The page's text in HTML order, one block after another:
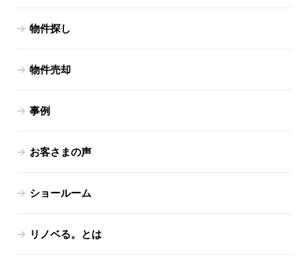
物件探し
物件売却
事例
お客さまの声
ショールーム
リノベる。とは